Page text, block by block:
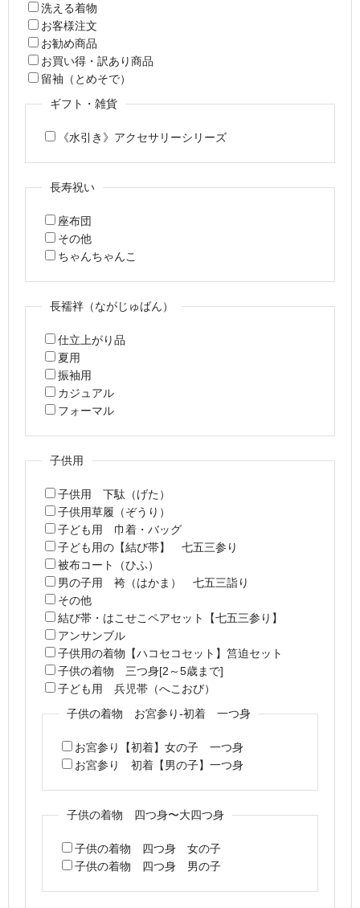
洗える着物
お客様注文
お勧め商品
お買い得・訳あり商品
留袖（とめそで）
ギフト・雑貨
《水引き》アクセサリーシリーズ
長寿祝い
座布団
その他
ちゃんちゃんこ
長襦袢（ながじゅばん）
仕立上がり品
夏用
振袖用
カジュアル
フォーマル
子供用
子供用 下駄（げた）
子供用草履（ぞうり）
子ども用 巾着・バッグ
子ども用の【結び帯】 七五三参り
被布コート（ひふ）
男の子用 袴（はかま） 七五三詣り
その他
結び帯・はこせこペアセット【七五三参り】
アンサンブル
子供用の着物【ハコセコセット】筥迫セット
子供の着物 三つ身[2～5歳まで]
子ども用 兵児帯（へこおび）
子供の着物 お宮参り-初着 一つ身
お宮参り【初着】女の子 一つ身
お宮参り 初着【男の子】一つ身
子供の着物 四つ身〜大四つ身
子供の着物 四つ身 女の子
子供の着物 四つ身 男の子